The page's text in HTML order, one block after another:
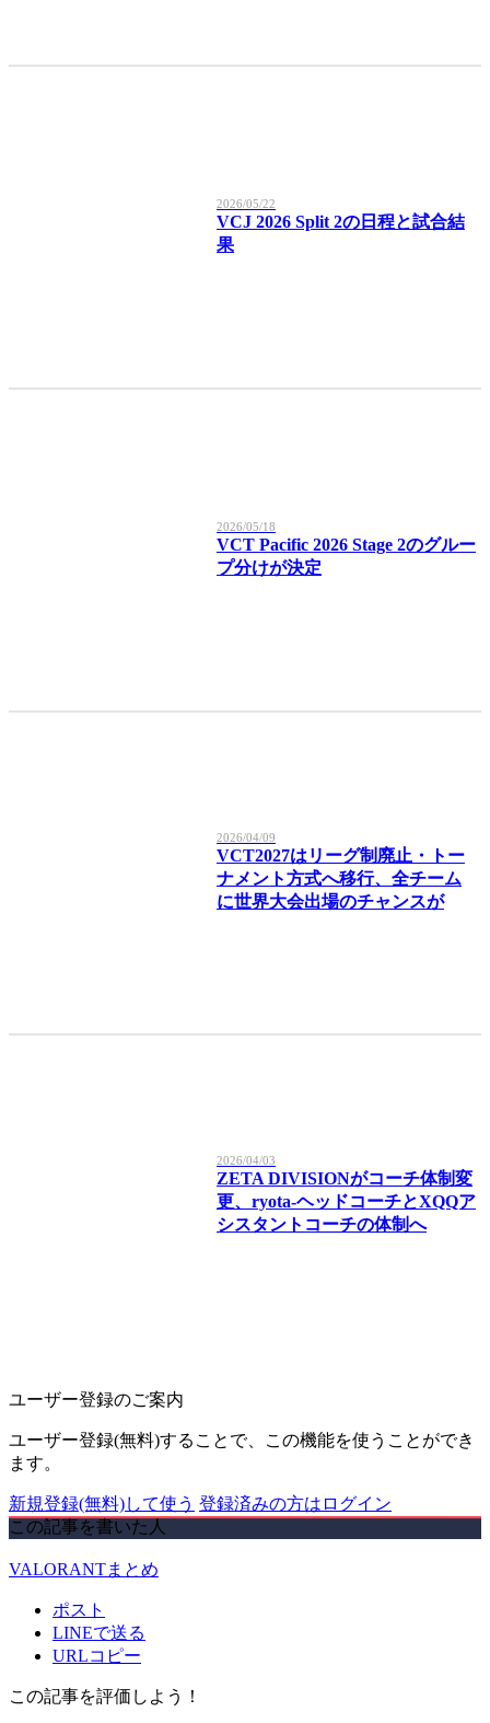
2026/05/22
VCJ 2026 Split 2の日程と試合結
果
2026/05/18
VCT Pacific 2026 Stage 2のグルー
プ分けが決定
2026/04/09
VCT2027はリーグ制廃止・トー
ナメント方式へ移行、全チーム
に世界大会出場のチャンスが
2026/04/03
ZETA DIVISIONがコーチ体制変
更、ryota-ヘッドコーチとXQQア
シスタントコーチの体制へ
ユーザー登録のご案内
ユーザー登録(無料)することで、この機能を使うことができ
ます。
新規登録(無料)して使う 登録済みの方はログイン
この記事を書いた人
VALORANTまとめ
ポスト
LINEで送る
URLコピー
この記事を評価しよう！